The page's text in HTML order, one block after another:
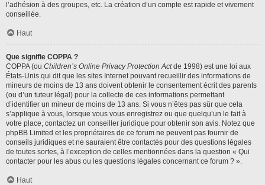
l’adhésion à des groupes, etc. La création d’un compte est rapide et vivement
conseillée.
Haut
Que signifie COPPA ?
COPPA (ou Children’s Online Privacy Protection Actde 1998) est une loi aux
États-Unis qui dit que les sites Internet pouvant recueillir des informations de
mineurs de moins de 13 ans doivent obtenir le consentement écrit des parents
(ou d’un tuteur légal) pour la collecte de ces informations permettant
d’identifier un mineur de moins de 13 ans. Si vous n’êtes pas sûr que cela
s’applique à vous, lorsque vous vous enregistrez ou que quelqu’un le fait à
votre place, contactez un conseiller juridique pour obtenir son avis. Notez que
phpBB Limited et les propriétaires de ce forum ne peuvent pas fournir de
conseils juridiques et ne sauraient être contactés pour des questions légales
de toutes sortes, à l’exception de celles mentionnées dans la question « Qui
contacter pour les abus ou les questions légales concernant ce forum ? ».
Haut